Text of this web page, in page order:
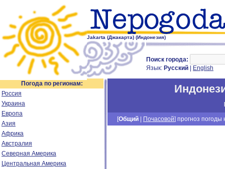
Jakarta (Джакарта) (Индонезия)
Поиск города:
Язык: Русский English
Погода по регионам:
Россия
Украина
Европа
Азия
Африка
Австралия
Северная Америка
Центральная Америка
[
[Общий Почасовой] прогноз погоды